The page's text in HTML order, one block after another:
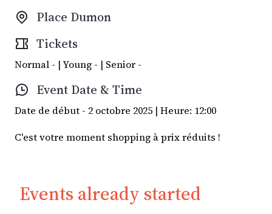
Place Dumon
Tickets
Normal - | Young - | Senior -
Event Date & Time
Date de début - 2 octobre 2025 | Heure: 12:00
C'est votre moment shopping à prix réduits !
Events already started